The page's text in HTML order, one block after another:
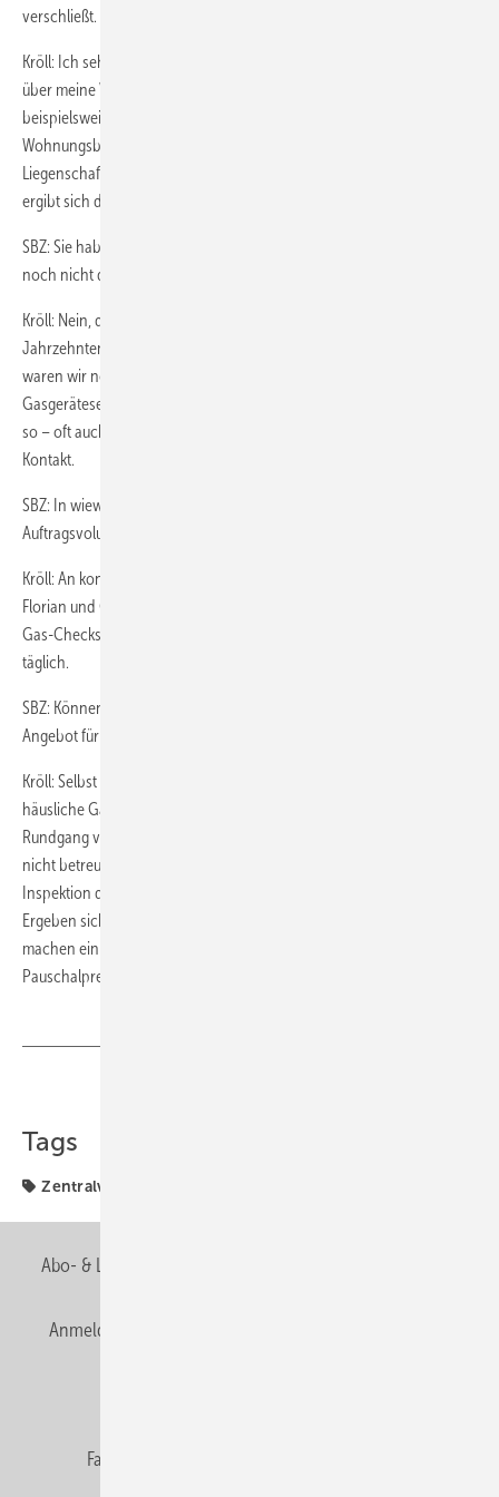
verschließt. Sehen Sie dort keinen Markt?
Kröll: Ich sehe mich mitten in diesem Markt! Ich erschließe ihn aber
über meine Vertrauensbasis zu meinen Kunden. Ich zeige
beispielsweise einem Geschäftsführer einer
Wohnungsbaugesellschaft an konkreten Schwachstellen in seinen
Liegenschaften auf, warum ein Gas-Check wichtig ist. Das wirkt. Öfters
ergibt sich daraus eine Weiterempfehlung meiner Dienstleistung.
SBZ: Sie haben inzwischen mehr als 1000 Gas-Checks realisiert, aber
noch nicht dafür geworben?
Kröll: Nein, das brauchte ich nicht. Der Kundenstamm ist seit
Jahrzehnten kontinuierlich aufgebaut worden. Vor fast 50 Jahren
waren wir noch ein reiner Kundendienstbetrieb mit Schwerpunkt
Gasgeräteservice. Diesen Service pflegen wir bis heute und kommen
so – oft auch durch Empfehlungen – ständig mit Gas-Anlagen in
Kontakt.
SBZ: In wieweit haben die Gas-ganz-sicher-Checks Anteil am
Auftragsvolumen?
Kröll: An konkreten Zahlen lässt sich das nicht festmachen. Junior
Florian und Obermonteur Christian Hemmetsberger, die sich für die
Gas-Checks weitergebildet haben, beschäftigt die Thematik nahezu
täglich.
SBZ: Können Sie ein typisches Beispiel geben, wie der Kunde das
Angebot für einen Gas-Check erhält?
Kröll: Selbst wenn es um ein Komplettbad geht, haben wir die
häusliche Gas-Versorgung mit im Blick. Stellen wir beim ersten
Rundgang vor Ort fest, dass die Gas-Installation offenbar längere Zeit
nicht betreut wurde, machen wir das Angebot für eine kostenlose
Inspektion der Gas-Anlage. Darauf geht der Kunde in aller Regel ein.
Ergeben sich Anhaltspunkte für Schwachstellen, erörtern wir das und
machen ein schriftliches Angebot für einen Gas-Check zum
Pauschalpreis – das Weitere ergibt sich.
Tags
Zentralverband
Abo- & Leserservice
Anmelden
Fachbeiträge